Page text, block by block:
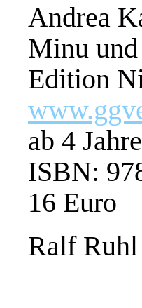
Andrea
Minu
Edition
ab 4
ISBN:
16 Euro
Ralf Ruhl